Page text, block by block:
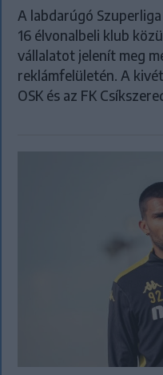
A labdarúgó
16 élvonalbeli klub
vállalatot jelenít meg
reklámfelületén. A
OSK és az FK